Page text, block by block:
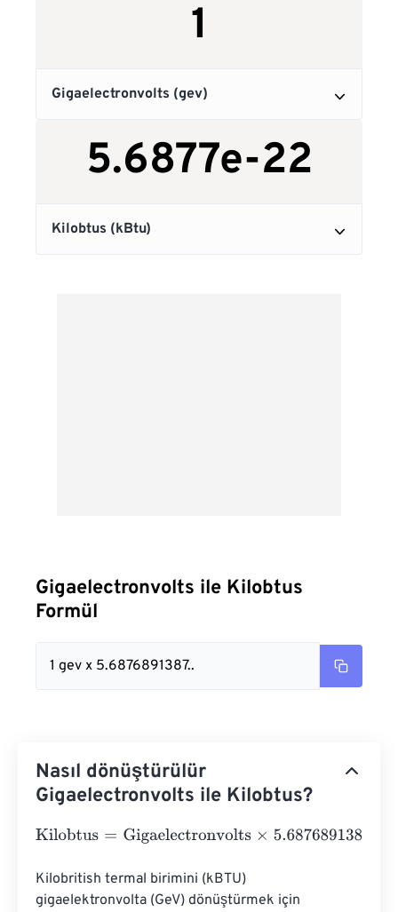
Gigaelectronvolts ile Kilobtus
Formül
1 gev x 5.6876891387..
Nasıl dönüştürülür
Gigaelectronvolts ile Kilobtus?
Kilobtus=Gigaelectronvolts×5.687689138743355e
Kilobritish termal birimini (kBTU)
gigaelektronvolta (GeV) dönüştürmek için